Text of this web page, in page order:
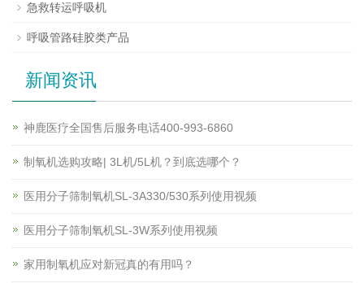
急救转运呼吸机
呼吸管路硅胶类产品
新闻资讯
神鹿医疗全国售后服务电话400-993-6860
制氧机选购攻略| 3L机/5L机？到底选哪个？
医用分子筛制氧机SL-3A330/530系列使用视频
医用分子筛制氧机SL-3W系列使用视频
家用制氧机应对新冠真的有用吗？